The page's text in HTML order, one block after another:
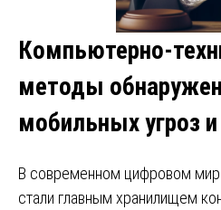
Компьютерно-
методы
мобильных угроз
В современном цифровом
стали главным хранилищем